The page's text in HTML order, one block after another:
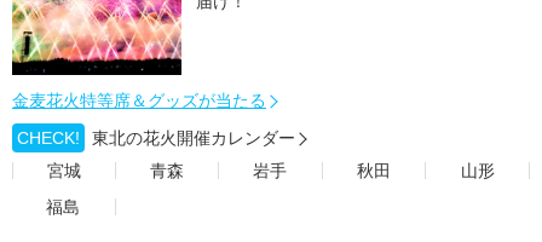
金麦花火特等席＆グッズが当たる
CHECK!
東北の花火開催カレンダー
宮城
青森 岩手 秋田
山形
福島